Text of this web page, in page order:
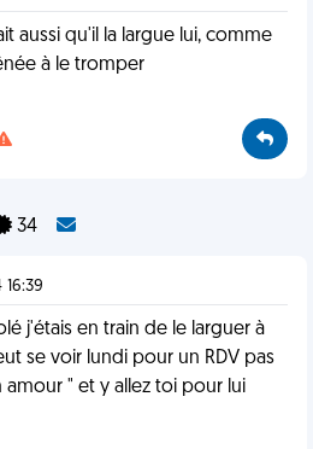
aussi qu'il la largue lui, comme
à le tromper
34
j'étais en train de le larguer à
se voir lundi pour un RDV pas
amour " et y allez toi pour lui